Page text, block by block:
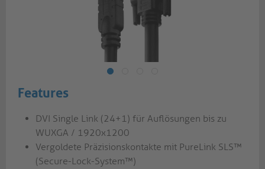
Features
DVI Single Link (24+1) für Auflösungen bis zu
WUXGA / 1920x1200
Vergoldete Präzisionskontakte mit PureLink SLS™
(Secure-Lock-System™)